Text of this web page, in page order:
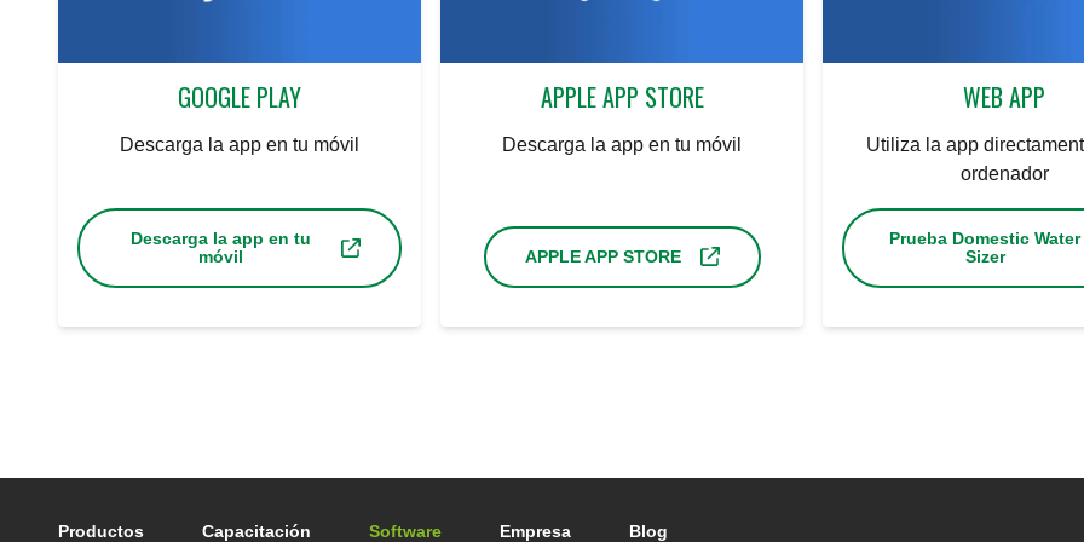
GOOGLE PLAY
Descarga la app en tu móvil
Descarga la app en tu
móvil
APPLE APP STORE
Descarga la app en tu móvil
APPLE APP STORE
WEB APP
Utiliza la app
ordenador
Prueba Domestic Water
Sizer
Productos Capacitación Software Empresa Blog